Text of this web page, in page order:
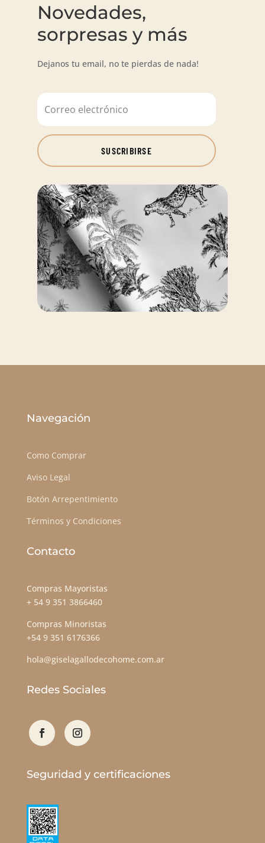
Novedades,
sorpresas y más
Dejanos tu email, no te pierdas de nada!
SUSCRIBIRSE
Navegación
Como Comprar
Aviso Legal
Botón Arrepentimiento
Términos y Condiciones
Contacto
Compras Mayoristas
+ 54 9 351 3866460
Compras Minoristas
+54 9 351 6176366
hola@giselagallodecohome.com.ar
Redes Sociales
Seguridad y certificaciones